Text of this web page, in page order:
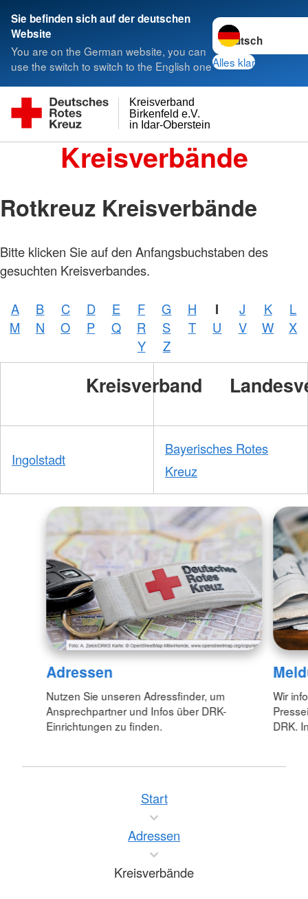
Sie befinden sich auf der deutschen
Website
You are on the German website, you can
use the switch to switch to the English one
Sprache wechseln
Alles klar
in Idar-Oberstein
Birkenfeld e.V.
Kreisverband
Kreisverbände
Rotkreuz Kreisverbände
Bitte klicken Sie auf den Anfangsbuchstaben des
gesuchten Kreisverbandes.
A B C D E F G H I J K
L
M
N O P Q R S T U V W
X
Y
Z
Kreisverband
Ingolstadt
Bayerisches Rotes
Kreuz
Adressen
Nutzen Sie unseren Adressfinder, um
Ansprechpartner und Infos über DRK-
Einrichtungen zu finden.
Wir
DRK.
Start
Adressen
Kreisverbände